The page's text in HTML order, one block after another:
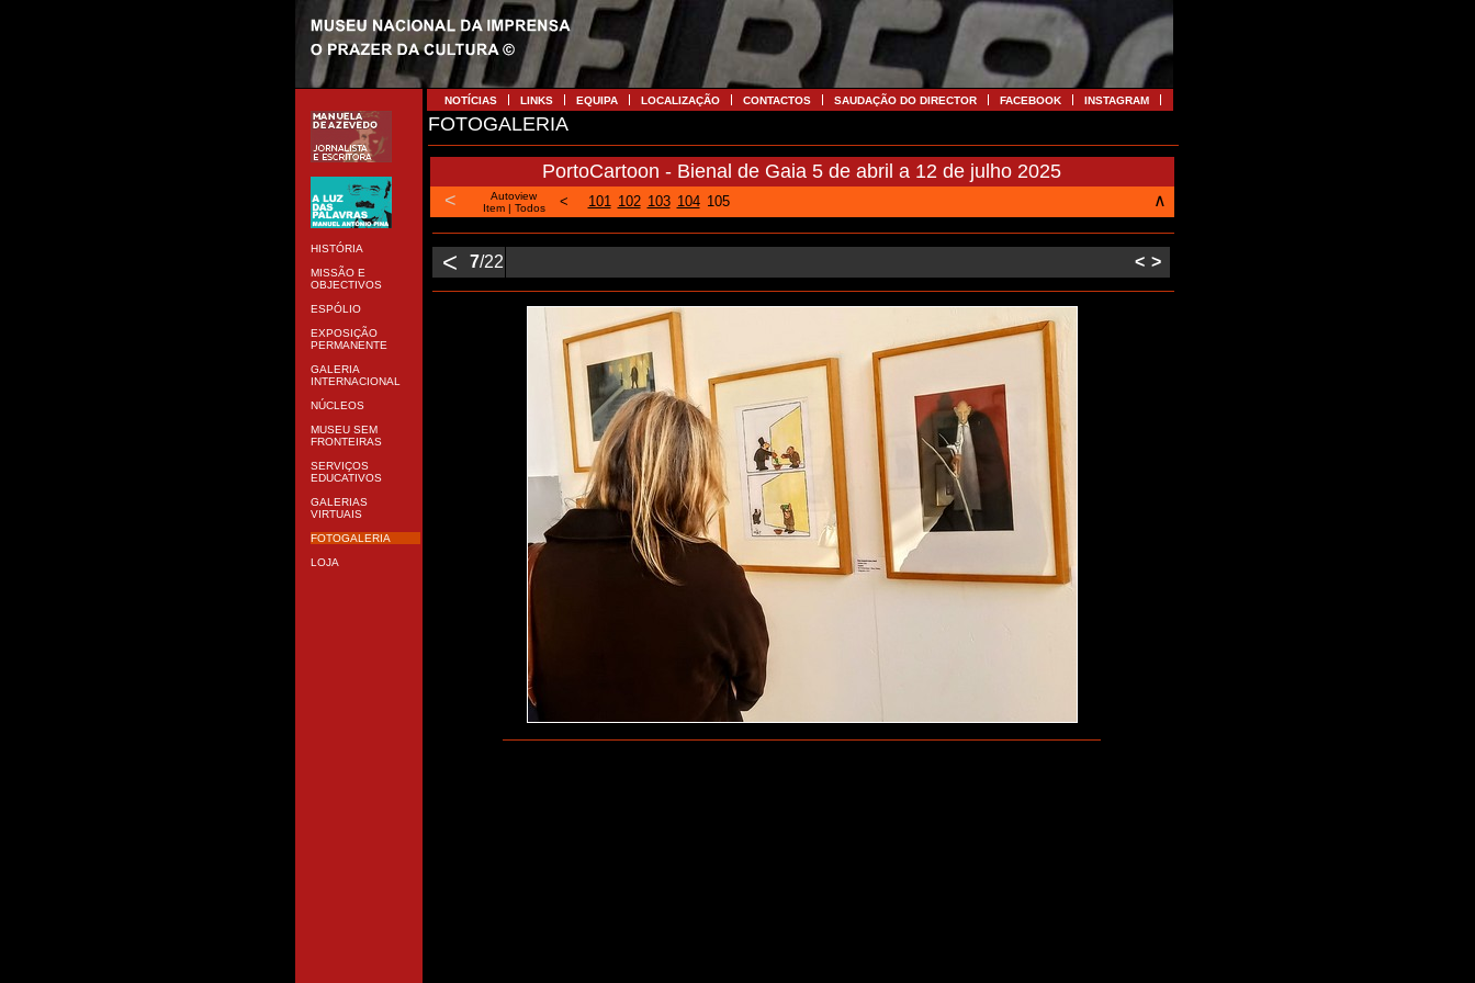
HISTÓRIA
MISSÃO E
OBJECTIVOS
ESPÓLIO
EXPOSIÇÃO
PERMANENTE
GALERIA
INTERNACIONAL
NÚCLEOS
MUSEU SEM
FRONTEIRAS
SERVIÇOS
EDUCATIVOS
GALERIAS
VIRTUAIS
FOTOGALERIA
LOJA
NOTÍCIAS LINKS EQUIPA LOCALIZAÇÃO CONTACTOS SAUDAÇÃO DO DIRECTOR FACEBOOK INSTAGRAM
FOTOGALERIA
PortoCartoon - Bienal de Gaia 5 de abril a 12 de julho 2025
<
Autoview
Item| Todos < 101 102 103 104 105 ∧
< 7/22 < >